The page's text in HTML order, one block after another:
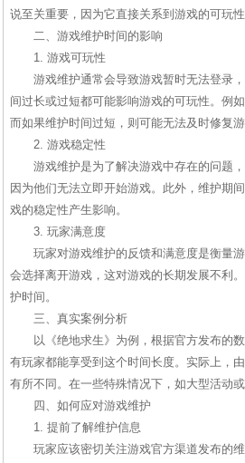
说至关重要，因为它直接关系到游戏的可玩性
二、游戏维护时间的影响
1. 游戏可玩性
游戏维护通常会导致游戏暂时无法登录
间过长或过短都可能影响游戏的可玩性。例
而如果维护时间过短，则可能无法及时修复
2. 游戏稳定性
游戏维护是为了解决游戏中存在的问题
因为他们无法立即开始游戏。此外，维护期
戏的稳定性产生影响。
3. 玩家满意度
玩家对游戏维护的反馈和满意度是衡量
会选择离开游戏，这对游戏的长期发展不利
护时间。
三、真实案例分析
以《绝地求生》为例，根据官方发布的
有玩家都能享受到这个时间长度。实际上，
有所不同。在一些特殊情况下，如大型活动
四、如何应对游戏维护
1. 提前了解维护信息
玩家应该密切关注游戏官方渠道发布的